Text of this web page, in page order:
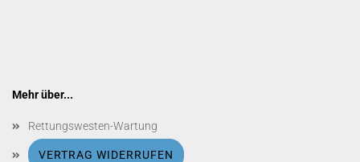
Mehr über...
Rettungswesten-Wartung
VERTRAG WIDERRUFEN